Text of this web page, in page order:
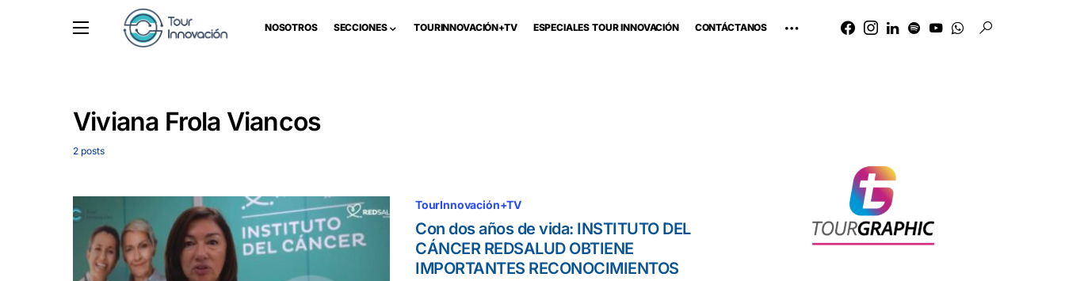
NOSOTROS SECCIONES TOURINNOVACIÓN+TV ESPECIALES TOUR INNOVACIÓN CONTÁCTANOS
Viviana Frola Viancos
2 posts
TourInnovación+TV
Con dos años de vida: INSTITUTO DEL
CÁNCER REDSALUD OBTIENE
IMPORTANTES RECONOCIMIENTOS